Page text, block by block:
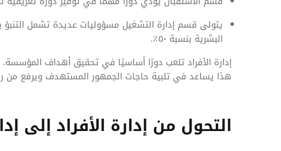
يتولى قسم إدارة التشغيل مسؤوليات عديدة تشمل التنبؤ
البشرية بنسبة ٥٠٪.
إدارة الأفراد تلعب دورًا أساسيًا في تحقيق أهداف
هذا يساعد في تلبية حاجات الجمهور المستهدف ويرفع من
التحول من إدارة الأفراد إلى